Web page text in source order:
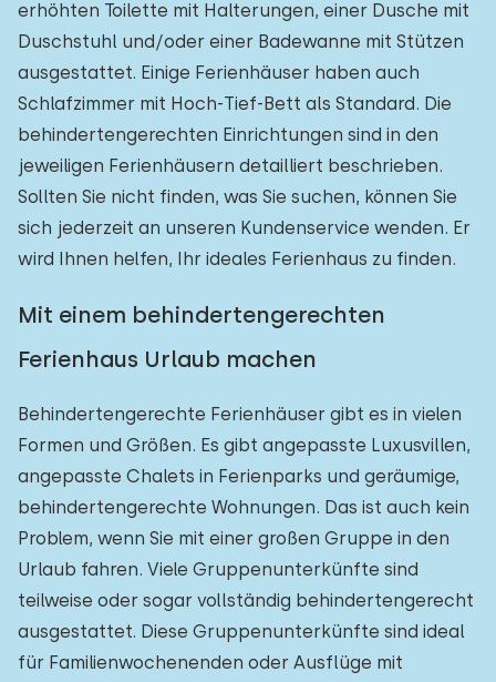
erhöhten Toilette mit Halterungen, einer Dusche mit
Duschstuhl und/oder einer Badewanne mit Stützen
ausgestattet. Einige Ferienhäuser haben auch
Schlafzimmer mit Hoch-Tief-Bett als Standard. Die
behindertengerechten Einrichtungen sind in den
jeweiligen Ferienhäusern detailliert beschrieben.
Sollten Sie nicht finden, was Sie suchen, können Sie
sich jederzeit an unseren Kundenservice wenden. Er
wird Ihnen helfen, Ihr ideales Ferienhaus zu finden.
Mit einem behindertengerechten
Ferienhaus Urlaub machen
Behindertengerechte Ferienhäuser gibt es in vielen
Formen und Größen. Es gibt angepasste Luxusvillen,
angepasste Chalets in Ferienparks und geräumige,
behindertengerechte Wohnungen. Das ist auch kein
Problem, wenn Sie mit einer großen Gruppe in den
Urlaub fahren. Viele Gruppenunterkünfte sind
teilweise oder sogar vollständig behindertengerecht
ausgestattet. Diese Gruppenunterkünfte sind ideal
für Familienwochenenden oder Ausflüge mit